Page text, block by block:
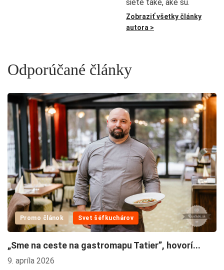
siete také, aké sú.
Zobraziť všetky články
autora >
Odporúčané články
Promo článok Svet šéfkuchárov
„Sme na ceste na gastromapu Tatier”, hovorí...
9. apríla 2026